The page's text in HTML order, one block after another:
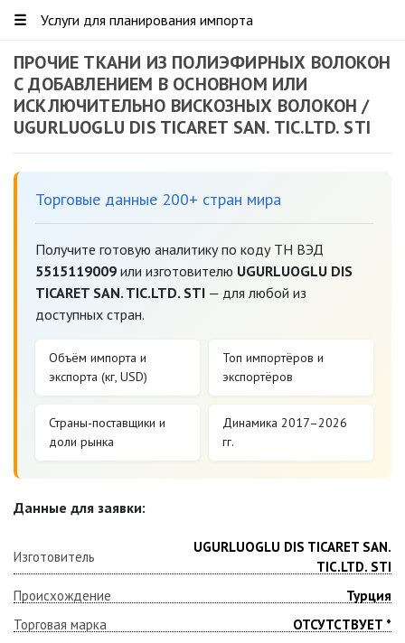
☰ Услуги для планирования импорта
ПРОЧИЕ ТКАНИ ИЗ ПОЛИЭФИРНЫХ ВОЛОКОН
С ДОБАВЛЕНИЕМ В ОСНОВНОМ ИЛИ
ИСКЛЮЧИТЕЛЬНО ВИСКОЗНЫХ ВОЛОКОН /
UGURLUOGLU DIS TICARET SAN. TIC.LTD. STI
Торговые данные 200+ стран мира
Получите готовую аналитику по коду ТН ВЭД
5515119009 или изготовителю UGURLUOGLU DIS
TICARET SAN. TIC.LTD. STI — для любой из
доступных стран.
Объём импорта и
экспорта (кг, USD)
Топ импортёров и
экспортёров
Страны-поставщики и
доли рынка
Динамика 2017–2026
гг.
Данные для заявки:
Изготовитель
UGURLUOGLU DIS TICARET SAN.
TIC.LTD. STI
Происхождение
Турция
Торговая марка
ОТСУТСТВУЕТ *